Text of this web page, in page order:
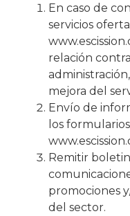
En caso de
servicios
relación
mejora del
Envío de
los
Remitir
promociones
del sector.